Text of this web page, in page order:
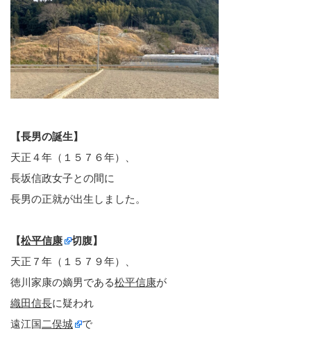
【長男の誕生】
天正４年（１５７６年）、
長坂信政女子との間に
長男の正就が出生しました。
【松平信康
切腹】
天正７年（１５７９年）、
徳川家康の嫡男である松平信康が
織田信長に疑われ
遠江国二俣城
で